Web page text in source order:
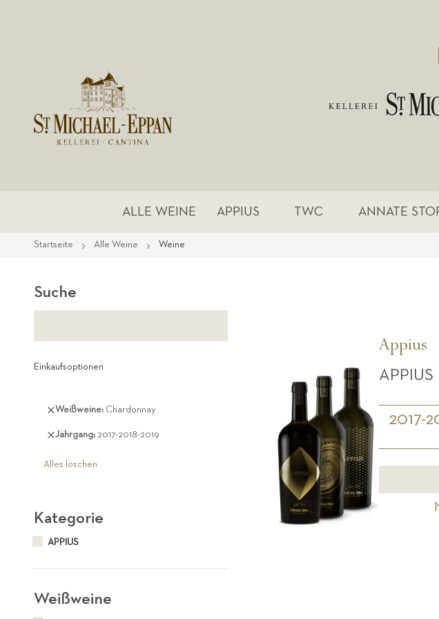
ALLE WEINE APPIUS TWC ANNATE
Startseite Alle Weine Weine
Appius
APPIUS
2017-
Suche
Einkaufsoptionen
Weißweine Chardonnay
Diesen
entfernen
Jahrgang 2017-2018-2019
Diesen
entfernen
Alles löschen
Kategorie
APPIUS
Weißweine